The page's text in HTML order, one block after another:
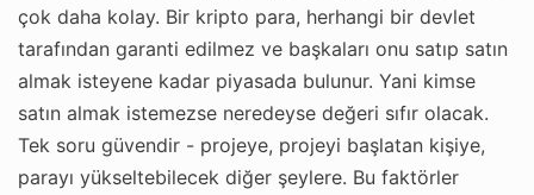
çok daha kolay. Bir kripto para, herhangi bir devlet
tarafından garanti edilmez ve başkaları onu satıp satın
almak isteyene kadar piyasada bulunur. Yani kimse
satın almak istemezse neredeyse değeri sıfır olacak.
Tek soru güvendir - projeye, projeyi başlatan kişiye,
parayı yükseltebilecek diğer şeylere. Bu faktörler